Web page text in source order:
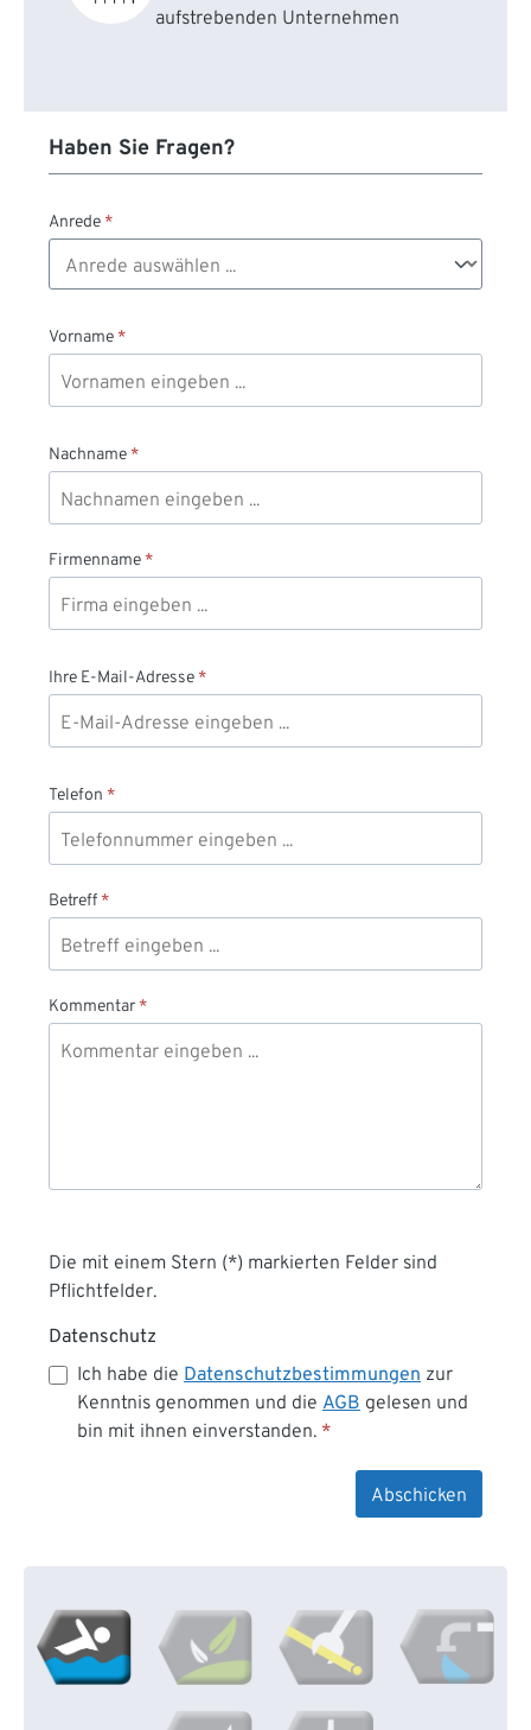
aufstrebenden Unternehmen
Haben Sie Fragen?
Anrede *
Vorname *
Nachname *
Firmenname *
Ihre E-Mail-Adresse *
Telefon *
Betreff *
Kommentar *
Die mit einem Stern (*) markierten Felder sind
Pflichtfelder.
Datenschutz
Ich habe die Datenschutzbestimmungen zur
Kenntnis genommen und die AGB gelesen und
bin mit ihnen einverstanden. *
Abschicken